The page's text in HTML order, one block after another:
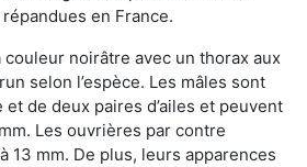
en France.
couleur noirâtre avec un thorax aux
selon l’espèce. Les mâles sont
de deux paires d’ailes et peuvent
Les ouvrières par contre
13 mm. De plus, leurs apparences